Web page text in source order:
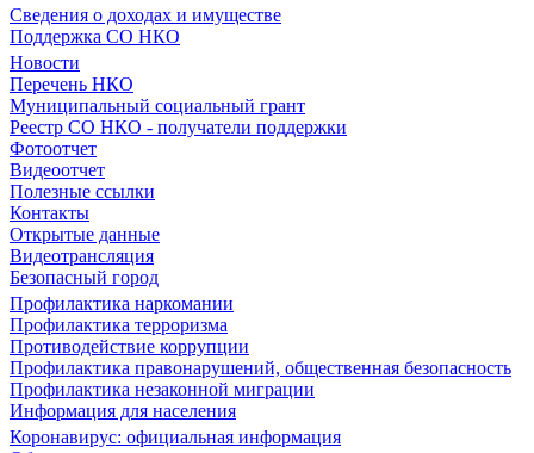
Сведения о доходах и имуществе
Поддержка СО НКО
Новости
Перечень НКО
Муниципальный социальный грант
Реестр СО НКО - получатели поддержки
Фотоотчет
Видеоотчет
Полезные ссылки
Контакты
Открытые данные
Видеотрансляция
Безопасный город
Профилактика наркомании
Профилактика терроризма
Противодействие коррупции
Профилактика правонарушений, общественная безопасность
Профилактика незаконной миграции
Информация для населения
Коронавирус: официальная информация